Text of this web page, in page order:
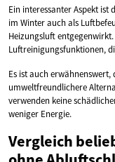
Ein interessanter Aspekt ist
im Winter auch als
Heizungsluft
Luftreinigungsfunktionen,
Es ist auch
umweltfreundlichere
verwenden keine
weniger Energie.
Vergleich